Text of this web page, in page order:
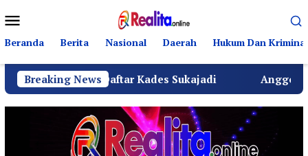
ke
kontenMobile
Beranda Berita Nasional Daerah Hukum Dan Kriminal
Breaking News
Daftar Kades Sukajadi Anggota DPRD